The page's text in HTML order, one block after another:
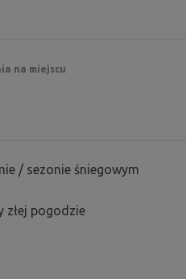
na miejscu
/ sezonie śniegowym
złej pogodzie